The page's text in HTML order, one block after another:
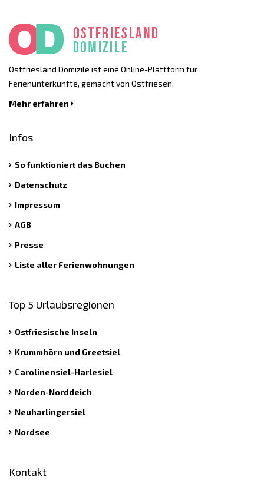
Ostfriesland Domizile ist eine Online-Plattform für
Ferienunterkünfte, gemacht von Ostfriesen.
Mehr erfahren
Infos
So funktioniert das Buchen
Datenschutz
Impressum
AGB
Presse
Liste aller Ferienwohnungen
Top 5 Urlaubsregionen
Ostfriesische Inseln
Krummhörn und Greetsiel
Carolinensiel-Harlesiel
Norden-Norddeich
Neuharlingersiel
Nordsee
Kontakt